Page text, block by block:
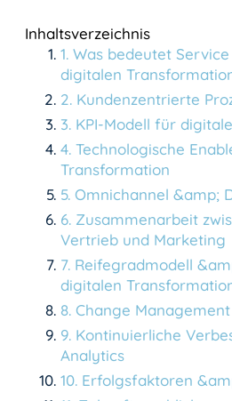
Inhaltsverzeichnis
1. Was bedeutet
digitalen
2. Kundenzentrierte
3. KPI-Modell für
4. Technologische
Transformation
5. Omnichannel &amp;
6. Zusammenarbeit
Vertrieb und Marketing
7. Reifegradmodell
digitalen
8. Change
9. Kontinuierliche
Analytics
10. Erfolgsfaktoren